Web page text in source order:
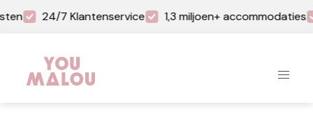
24/7 Klantenservice 1,3 miljoen+ accommodaties